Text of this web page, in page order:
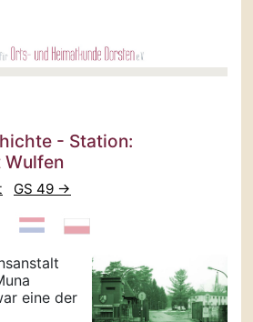
- Station:
Wulfen
GS 49 →
eine der